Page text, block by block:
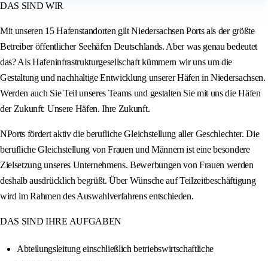
DAS SIND WIR
Mit unseren 15 Hafenstandorten gilt Niedersachsen Ports als der größte
Betreiber öffentlicher Seehäfen Deutschlands. Aber was genau bedeutet
das? Als Hafeninfrastrukturgesellschaft kümmern wir uns um die
Gestaltung und nachhaltige Entwicklung unserer Häfen in Niedersachsen.
Werden auch Sie Teil unseres Teams und gestalten Sie mit uns die Häfen
der Zukunft: Unsere Häfen. Ihre Zukunft.
NPorts fördert aktiv die berufliche Gleichstellung aller Geschlechter. Die
berufliche Gleichstellung von Frauen und Männern ist eine besondere
Zielsetzung unseres Unternehmens. Bewerbungen von Frauen werden
deshalb ausdrücklich begrüßt. Über Wünsche auf Teilzeitbeschäftigung
wird im Rahmen des Auswahlverfahrens entschieden.
DAS SIND IHRE AUFGABEN
Abteilungsleitung einschließlich betriebswirtschaftliche